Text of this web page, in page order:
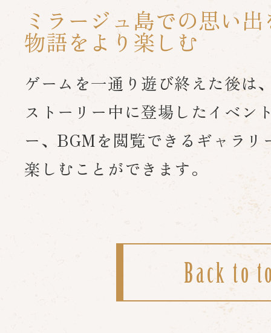
ミラージュ島での思い
物語をより楽しむ
ゲームを一通り遊び終えた後は
ストーリー中に登場したイベン
ー、BGMを閲覧できるギャラ
楽しむことができます。
Back to